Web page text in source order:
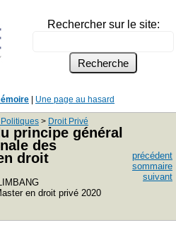
Rechercher sur le site:
Une page au hasard
> Droit Privé
principe général
des
droit
en droit privé 2020
précédent
sommaire
suivant